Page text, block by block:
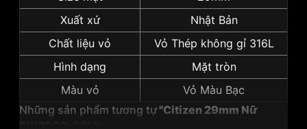
Xuất xứ
Nhật Bản
Chất liệu vỏ
Vỏ Thép không gỉ 316L
Hình dạng
Mặt tròn
Màu vỏ
Vỏ Màu Bạc
Những sản phẩm tương tự"Citizen 29mm Nữ